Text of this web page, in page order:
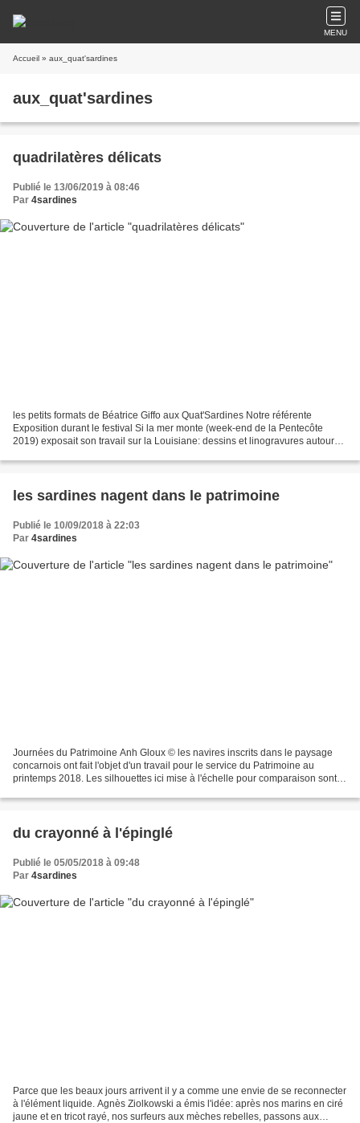
MENU
Accueil » aux_quat'sardines
aux_quat'sardines
quadrilatères délicats
Publié le 13/06/2019 à 08:46
Par 4sardines
les petits formats de Béatrice Giffo aux Quat'Sardines Notre référente
Exposition durant le festival Si la mer monte (week-end de la Pentecôte
2019) exposait son travail sur la Louisiane: dessins et linogravures autour
les sardines nagent dans le patrimoine
Publié le 10/09/2018 à 22:03
Par 4sardines
Journées du Patrimoine Anh Gloux © les navires inscrits dans le paysage
concarnois ont fait l'objet d'un travail pour le service du Patrimoine au
printemps 2018. Les silhouettes ici mise à l'échelle pour comparaison sont
du crayonné à l'épinglé
Publié le 05/05/2018 à 09:48
Par 4sardines
Parce que les beaux jours arrivent il y a comme une envie de se reconnecter
à l'élément liquide. Agnès Ziolkowski a émis l'idée: après nos marins en ciré
jaune et en tricot rayé, nos surfeurs aux mèches rebelles, passons aux